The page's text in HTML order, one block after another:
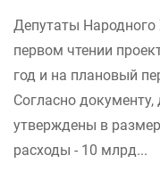
Депутаты
первом чтении
год и на плановый
Согласно
утверждены в
расходы - 10 млрд...